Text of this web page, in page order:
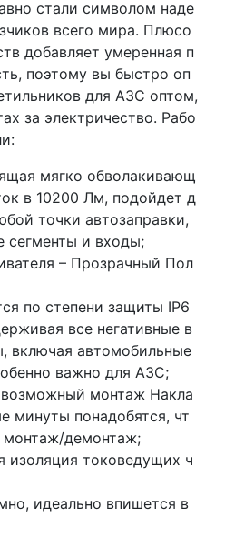
стали символом наде
всего мира. Плюсо
добавляет умеренная п
поэтому вы быстро оп
для АЗС оптом,
за электричество. Рабо
мягко обволакивающ
в 10200 Лм, подойдет д
точки автозаправки,
сегменты и входы;
– Прозрачный Пол
по степени защиты IP6
все негативные в
включая автомобильные
важно для АЗС;
возможный монтаж Накла
минуты понадобятся, чт
монтаж/демонтаж;
изоляция токоведущих ч
идеально впишется в